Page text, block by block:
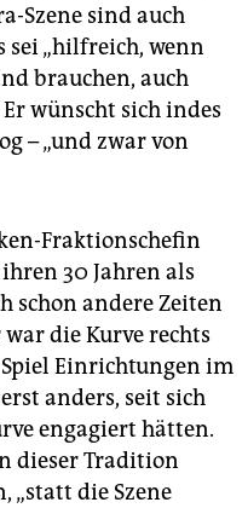
Szene sind auch
sei „hilfreich, wenn
brauchen, auch
wünscht sich indes
– „und zwar von
Fraktionschefin
30 Jahren als
schon andere Zeiten
die Kurve rechts
Einrichtungen im
anders, seit sich
engagiert hätten.
dieser Tradition
„statt die Szene